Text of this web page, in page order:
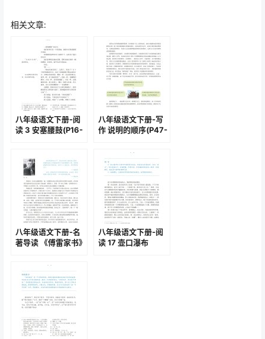
相关文章:
八年级语文下册-阅
读 3 安塞腰鼓(P16-
八年级语文下册-写
作 说明的顺序(P47-
八年级语文下册-名
著导读 《傅雷家书》
八年级语文下册-阅
读 17 壶口瀑布